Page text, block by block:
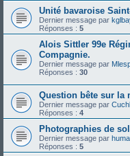
Unité bavaroise
Dernier message par
Réponses : 5
Alois Sittler 99e
Compagnie.
Dernier message par
Réponses : 30
Question bête sur la
Dernier message par
Réponses : 4
Photographies de
Dernier message par
Réponses : 5